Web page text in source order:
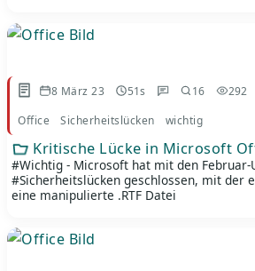
8 März 23 51s 16 292
Office Sicherheitslücken wichtig
Kritische Lücke in Microsoft
#Wichtig - Microsoft hat mit den Februar-
#Sicherheitslücken geschlossen, mit der
eine manipulierte .RTF Datei